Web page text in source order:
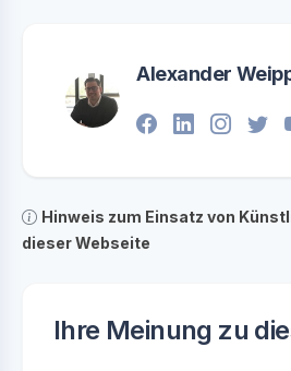
Alexander
Hinweis zum Einsatz von
dieser Webseite
Ihre Meinung zu